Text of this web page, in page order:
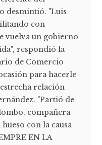
desmintió. "Luis
con
vuelva un gobierno
respondió la
de Comercio
para hacerle
relación
"Partió de
compañera
con la causa
EN LA